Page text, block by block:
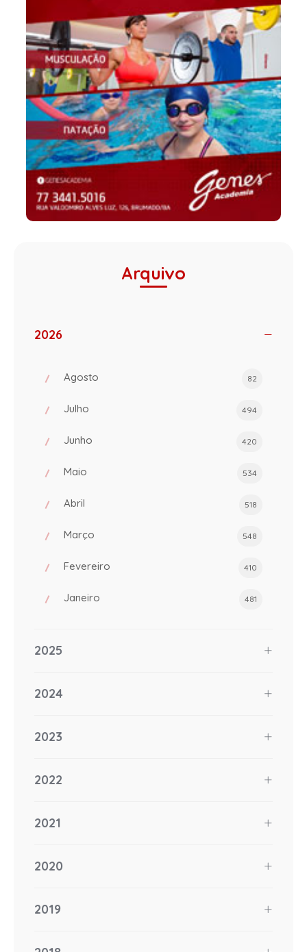
Arquivo
2026
Agosto 82
Julho 494
Junho 420
Maio 534
Abril 518
Março 548
Fevereiro 410
Janeiro 481
2025
2024
2023
2022
2021
2020
2019